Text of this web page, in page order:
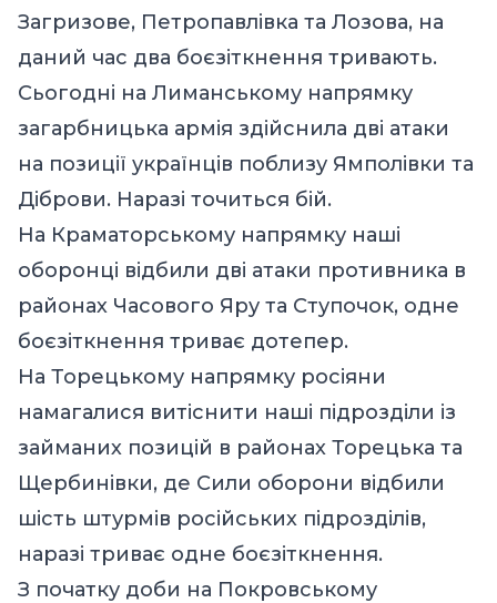
Загризове, Петропавлівка та Лозова, на
даний час два боєзіткнення тривають.
Сьогодні на Лиманському напрямку
загарбницька армія здійснила дві атаки
на позиції українців поблизу Ямполівки та
Діброви. Наразі точиться бій.
На Краматорському напрямку наші
оборонці відбили дві атаки противника в
районах Часового Яру та Ступочок, одне
боєзіткнення триває дотепер.
На Торецькому напрямку росіяни
намагалися витіснити наші підрозділи із
займаних позицій в районах Торецька та
Щербинівки, де Сили оборони відбили
шість штурмів російських підрозділів,
наразі триває одне боєзіткнення.
З початку доби на Покровському